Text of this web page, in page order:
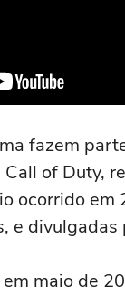
fazem
of Duty,
ocorrido em
e divulgadas
maio de